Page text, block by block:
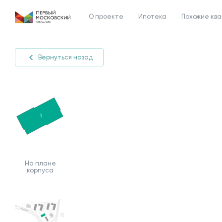
О проекте Ипотека Похожие
На плане
корпуса
Вернуться назад